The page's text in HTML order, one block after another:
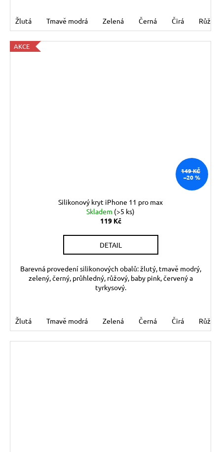
Žlutá Tmavě modrá Zelená Černá Čirá Růžová
AKCE
149 KČ
–20 %
Silikonový kryt iPhone 11 pro max
Skladem (>5 ks)
119 Kč
DETAIL
Barevná provedení silikonových obalů: žlutý, tmavě modrý,
zelený, černý, průhledný, růžový, baby pink, červený a
tyrkysový.
Žlutá Tmavě modrá Zelená Černá Čirá Růžová